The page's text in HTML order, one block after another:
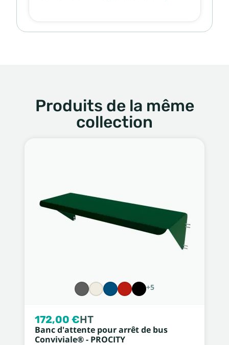
Produits de la même
collection
+5
172,00 €HT
Banc d'attente pour arrêt de bus
Conviviale® - PROCITY